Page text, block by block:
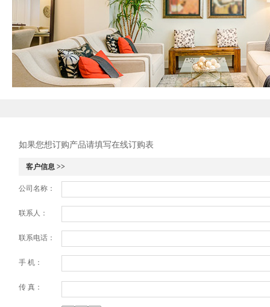
如果您想订购产品请填写在线订购表
客户信息 >>
公司名称：
联系人：
联系电话：
手 机：
传 真：